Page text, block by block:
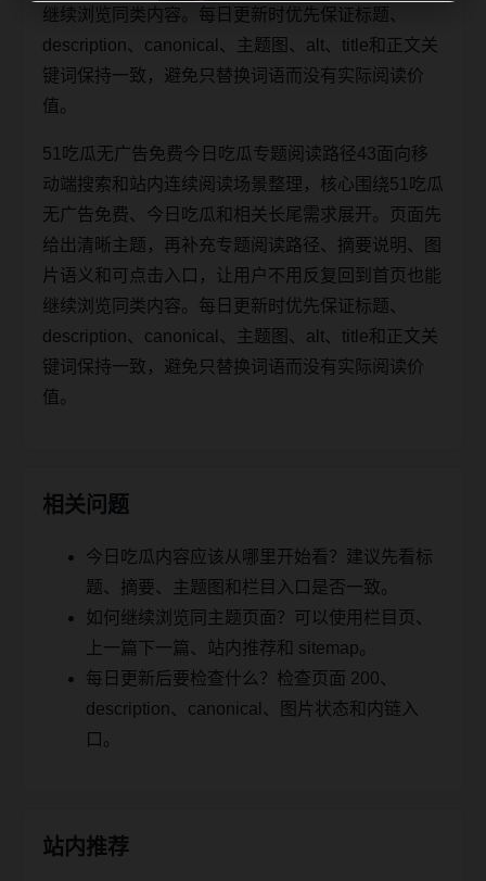
继续浏览同类内容。每日更新时优先保证标题、
description、canonical、主题图、alt、title和正文关
键词保持一致，避免只替换词语而没有实际阅读价
值。
51吃瓜无广告免费今日吃瓜专题阅读路径43面向移
动端搜索和站内连续阅读场景整理，核心围绕51吃瓜
无广告免费、今日吃瓜和相关长尾需求展开。页面先
给出清晰主题，再补充专题阅读路径、摘要说明、图
片语义和可点击入口，让用户不用反复回到首页也能
继续浏览同类内容。每日更新时优先保证标题、
description、canonical、主题图、alt、title和正文关
键词保持一致，避免只替换词语而没有实际阅读价
值。
相关问题
今日吃瓜内容应该从哪里开始看？建议先看标
题、摘要、主题图和栏目入口是否一致。
如何继续浏览同主题页面？可以使用栏目页、
上一篇下一篇、站内推荐和 sitemap。
每日更新后要检查什么？检查页面 200、
description、canonical、图片状态和内链入
口。
站内推荐